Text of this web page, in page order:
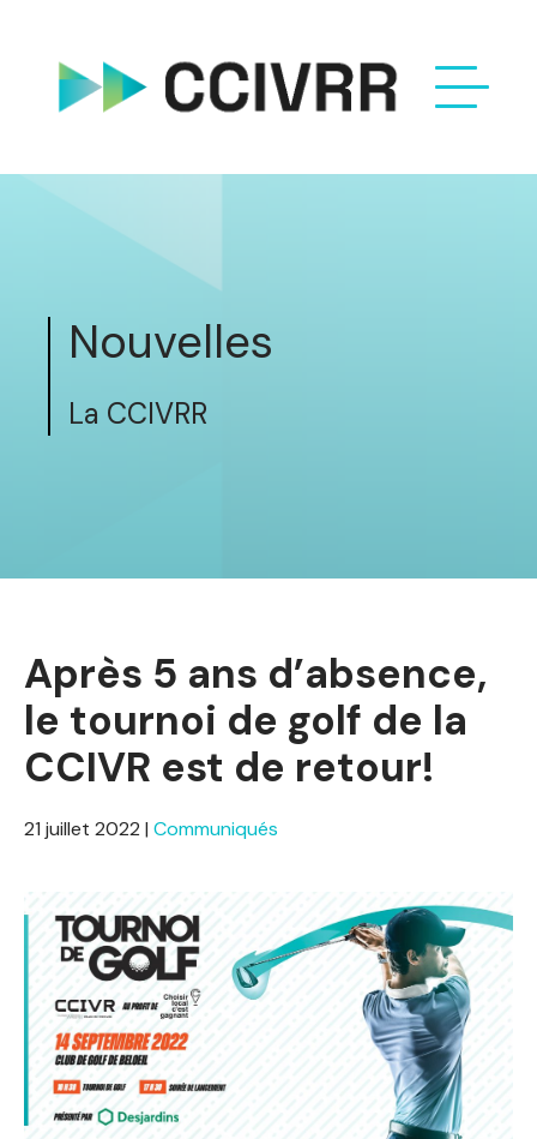
Nouvelles
La CCIVRR
Après 5 ans d’absence,
le tournoi de golf de la
CCIVR est de retour!
21 juillet 2022 | Communiqués